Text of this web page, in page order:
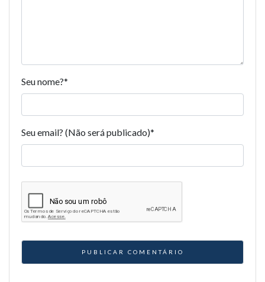
Seu nome?*
Seu email? (Não será publicado)*